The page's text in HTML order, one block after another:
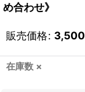
め合わせ》
販売価格: 3,500
在庫数 ×